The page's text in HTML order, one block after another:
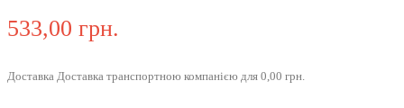
533,00 грн.
Доставка Доставка транспортною компанією для 0,00 грн.